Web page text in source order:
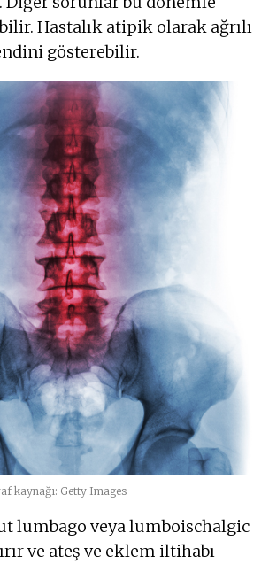
Hastalık atipik olarak ağrılı
gösterebilir.
kaynağı: Getty Images
lumbago veya lumboischalgic
ve ateş ve eklem iltihabı